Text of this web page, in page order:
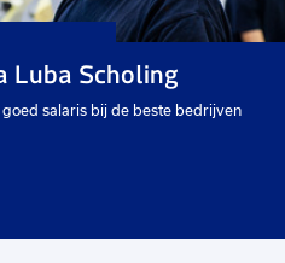
32 tot 40 uur
€ 3000 -€ 4500 p.m.
Luba Scholing
salaris bij de beste bedrijven